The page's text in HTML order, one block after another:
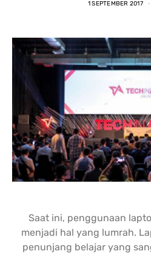
1 SEPTEMBER 2017
Saat ini, penggunaan
menjadi hal yang lumrah.
penunjang belajar yang